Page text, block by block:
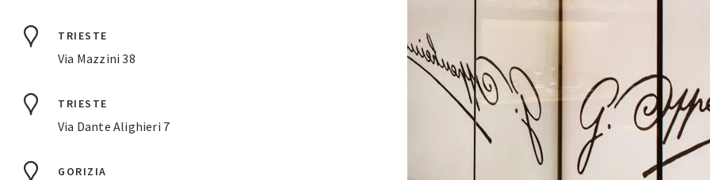
TRIESTE
Via Mazzini 38
TRIESTE
Via Dante Alighieri 7
GORIZIA